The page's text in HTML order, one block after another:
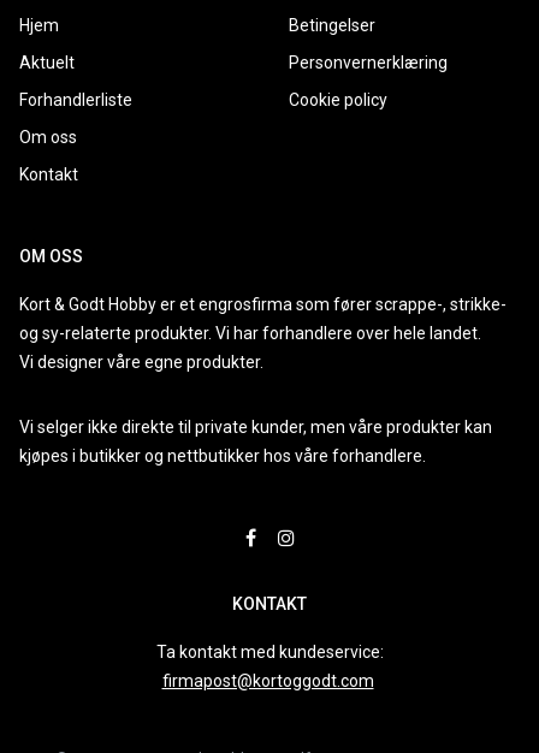
Hjem
Aktuelt
Forhandlerliste
Om oss
Kontakt
Betingelser
Personvernerklæring
Cookie policy
OM OSS
Kort & Godt Hobby er et engrosfirma som fører scrappe-, strikke-
og sy-relaterte produkter. Vi har forhandlere over hele landet.
Vi designer våre egne produkter.
Vi selger ikke direkte til private kunder, men våre produkter kan
kjøpes i butikker og nettbutikker hos våre forhandlere.
KONTAKT
Ta kontakt med kundeservice:
firmapost@kortoggodt.com